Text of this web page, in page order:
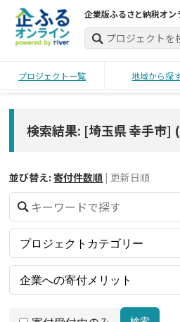
企業版ふるさと納税オン
プロジェクト一覧 地域から探
検索結果: [埼玉県 幸手市] (
並び替え: 寄付件数順 | 更新日順